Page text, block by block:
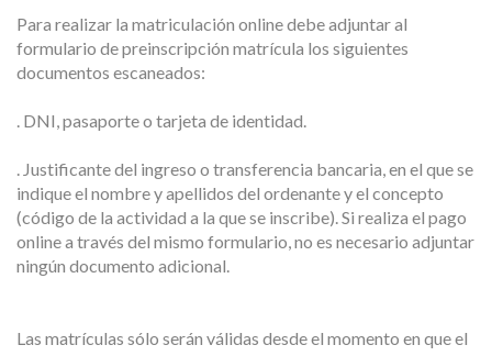
Para realizar la matriculación online debe adjuntar al
formulario de preinscripción matrícula los siguientes
documentos escaneados:
. DNI, pasaporte o tarjeta de identidad.
. Justificante del ingreso o transferencia bancaria, en el que se
indique el nombre y apellidos del ordenante y el concepto
(código de la actividad a la que se inscribe). Si realiza el pago
online a través del mismo formulario, no es necesario adjuntar
ningún documento adicional.
Las matrículas sólo serán válidas desde el momento en que el